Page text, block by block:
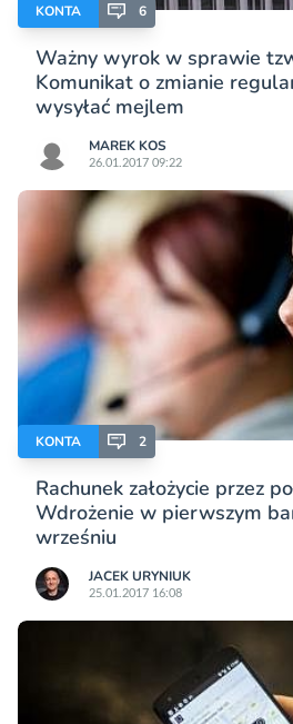
KONTA 6
Ważny wyrok w sprawie
Komunikat o zmianie
wysyłać mejlem
MAREK KOS
26.01.2017 09:22
KONTA 2
Rachunek założycie przez
Wdrożenie w pierwszym
wrześniu
JACEK URYNIUK
25.01.2017 16:08